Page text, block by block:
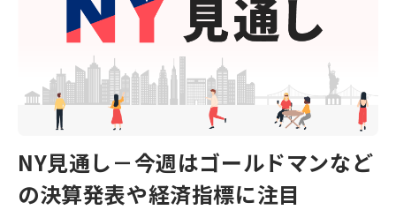
NY見通し－今週はゴールドマンなど
の決算発表や経済指標に注目